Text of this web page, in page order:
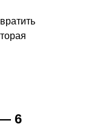
6